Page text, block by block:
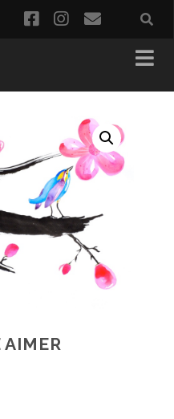
facebookinstagram
email
AIMER